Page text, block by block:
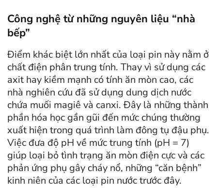
Công nghệ từ những nguyên liệu “nhà
bếp”
Điểm khác biệt lớn nhất của loại pin này nằm ở
chất điện phân trung tính. Thay vì sử dụng các
axit hay kiềm mạnh có tính ăn mòn cao, các
nhà nghiên cứu đã sử dụng dung dịch nước
chứa muối magiê và canxi. Đây là những thành
phần hóa học gần gũi đến mức chúng thường
xuất hiện trong quá trình làm đông tụ đậu phụ.
Việc đưa độ pH về mức trung tính (pH = 7)
giúp loại bỏ tình trạng ăn mòn điện cực và các
phản ứng phụ gây cháy nổ, những “căn bệnh”
kinh niên của các loại pin nước trước đây.